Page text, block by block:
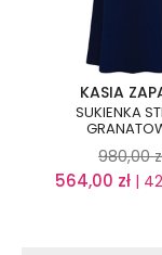
KASIA
SUKIENKA
980,00
564,00 zł |